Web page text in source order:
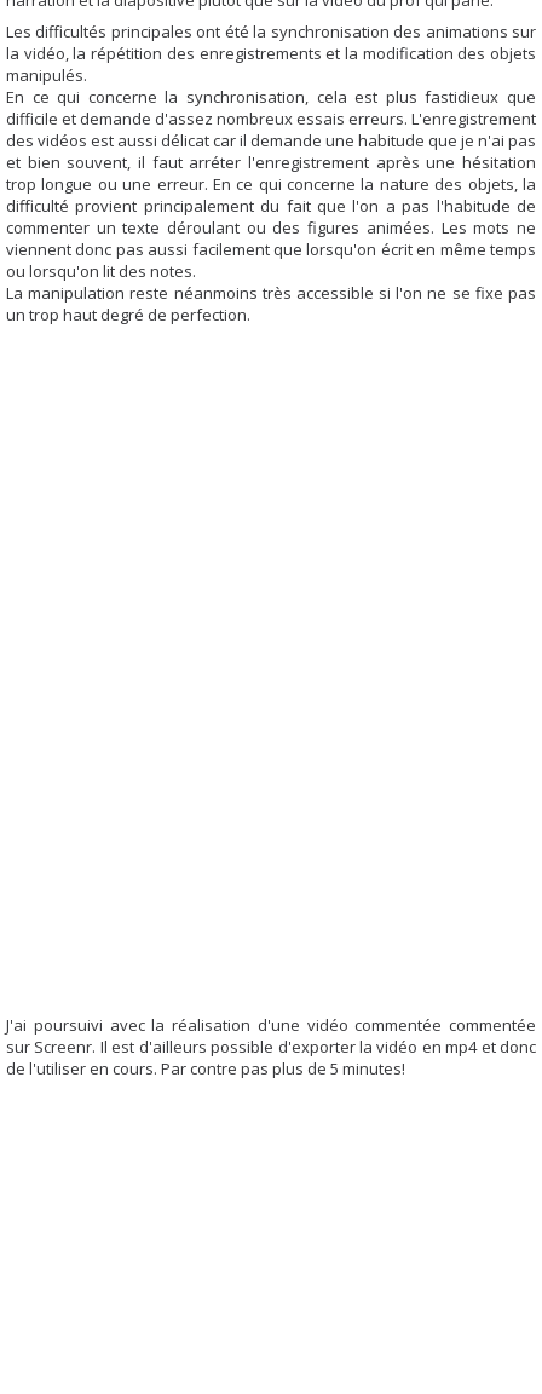
Les difficultés principales ont été la synchronisation des animations sur
la vidéo, la répétition des enregistrements et la modification des objets
manipulés.
En ce qui concerne la synchronisation, cela est plus fastidieux que
difficile et demande d'assez nombreux essais erreurs. L'enregistrement
des vidéos est aussi délicat car il demande une habitude que je n'ai pas
et bien souvent, il faut arréter l'enregistrement après une hésitation
trop longue ou une erreur. En ce qui concerne la nature des objets, la
difficulté provient principalement du fait que l'on a pas l'habitude de
commenter un texte déroulant ou des figures animées. Les mots ne
viennent donc pas aussi facilement que lorsqu'on écrit en même temps
ou lorsqu'on lit des notes.
La manipulation reste néanmoins très accessible si l'on ne se fixe pas
un trop haut degré de perfection.
J'ai poursuivi avec la réalisation d'une vidéo commentée commentée
sur Screenr. Il est d'ailleurs possible d'exporter la vidéo en mp4 et donc
de l'utiliser en cours. Par contre pas plus de 5 minutes!